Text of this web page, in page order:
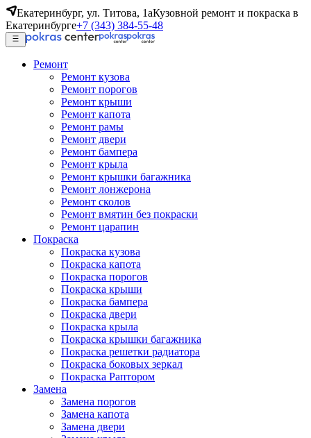
Екатеринбург, ул. Титова, 1аКузовной ремонт и покраска в
Екатеринбурге+7 (343) 384-55-48
Ремонт
Ремонт кузова
Ремонт порогов
Ремонт крыши
Ремонт капота
Ремонт рамы
Ремонт двери
Ремонт бампера
Ремонт крыла
Ремонт крышки багажника
Ремонт лонжерона
Ремонт сколов
Ремонт вмятин без покраски
Ремонт царапин
Покраска
Покраска кузова
Покраска капота
Покраска порогов
Покраска крыши
Покраска бампера
Покраска двери
Покраска крыла
Покраска крышки багажника
Покраска решетки радиатора
Покраска боковых зеркал
Покраска Раптором
Замена
Замена порогов
Замена капота
Замена двери